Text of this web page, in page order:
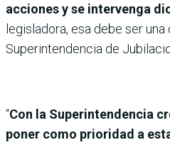
acciones y se intervenga
legisladora, esa debe ser
Superintendencia de
“Con la Superintendencia
poner como prioridad a